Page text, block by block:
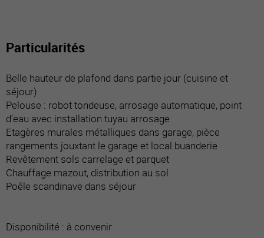
Particularités
Belle hauteur de plafond dans partie jour (cuisine et
séjour)
Pelouse : robot tondeuse, arrosage automatique, point
d’eau avec installation tuyau arrosage
Etagères murales métalliques dans garage, pièce
rangements jouxtant le garage et local buanderie
Revêtement sols carrelage et parquet
Chauffage mazout, distribution au sol
Poêle scandinave dans séjour
Disponibilité : à convenir